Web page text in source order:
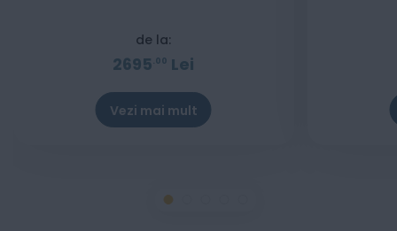
de la:
2695 00 Lei
Vezi mai mult